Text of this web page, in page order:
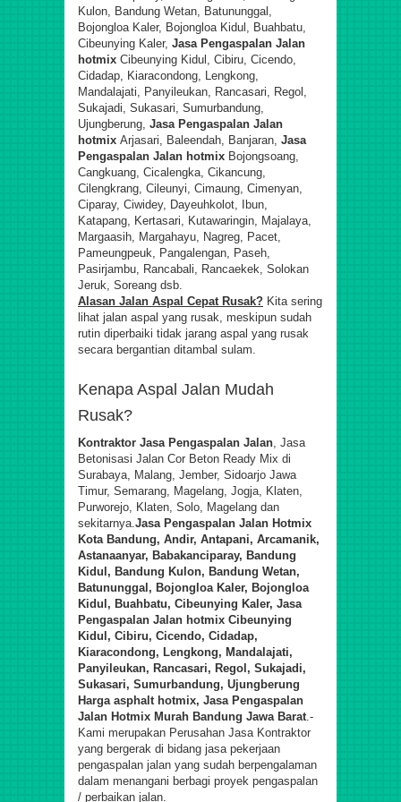
Kulon, Bandung Wetan, Batununggal,
Bojongloa Kaler, Bojongloa Kidul, Buahbatu,
Cibeunying Kaler, Jasa Pengaspalan Jalan
hotmix Cibeunying Kidul, Cibiru, Cicendo,
Cidadap, Kiaracondong, Lengkong,
Mandalajati, Panyileukan, Rancasari, Regol,
Sukajadi, Sukasari, Sumurbandung,
Ujungberung, Jasa Pengaspalan Jalan
hotmix Arjasari, Baleendah, Banjaran, Jasa
Pengaspalan Jalan hotmix Bojongsoang,
Cangkuang, Cicalengka, Cikancung,
Cilengkrang, Cileunyi, Cimaung, Cimenyan,
Ciparay, Ciwidey, Dayeuhkolot, Ibun,
Katapang, Kertasari, Kutawaringin, Majalaya,
Margaasih, Margahayu, Nagreg, Pacet,
Pameungpeuk, Pangalengan, Paseh,
Pasirjambu, Rancabali, Rancaekek, Solokan
Jeruk, Soreang dsb.
Alasan Jalan Aspal Cepat Rusak? Kita sering
lihat jalan aspal yang rusak, meskipun sudah
rutin diperbaiki tidak jarang aspal yang rusak
secara bergantian ditambal sulam.
Kenapa Aspal Jalan Mudah
Rusak?
Kontraktor Jasa Pengaspalan Jalan , Jasa
Betonisasi Jalan Cor Beton Ready Mix di
Surabaya, Malang, Jember, Sidoarjo Jawa
Timur, Semarang, Magelang, Jogja, Klaten,
Purworejo, Klaten, Solo, Magelang dan
sekitarnya. Jasa Pengaspalan Jalan Hotmix
Kota Bandung, Andir, Antapani, Arcamanik,
Astanaanyar, Babakanciparay, Bandung
Kidul, Bandung Kulon, Bandung Wetan,
Batununggal, Bojongloa Kaler, Bojongloa
Kidul, Buahbatu, Cibeunying Kaler, Jasa
Pengaspalan Jalan hotmix Cibeunying
Kidul, Cibiru, Cicendo, Cidadap,
Kiaracondong, Lengkong, Mandalajati,
Panyileukan, Rancasari, Regol, Sukajadi,
Sukasari, Sumurbandung, Ujungberung
Harga asphalt hotmix, Jasa Pengaspalan
Jalan Hotmix Murah Bandung Jawa Barat -
Kami merupakan Perusahan Jasa Kontraktor
yang bergerak di bidang jasa pekerjaan
pengaspalan jalan yang sudah berpengalaman
dalam menangani berbagi proyek pengaspalan
/ perbaikan jalan.